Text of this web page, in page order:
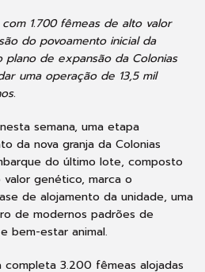
1.700 fêmeas de alto valor
do povoamento inicial da
plano de expansão da Colonias
uma operação de 13,5 mil
semana, uma etapa
da nova granja da Colonias
do último lote, composto
genético, marca o
de alojamento da unidade, uma
de modernos padrões de
bem-estar animal.
completa 3.200 fêmeas alojadas